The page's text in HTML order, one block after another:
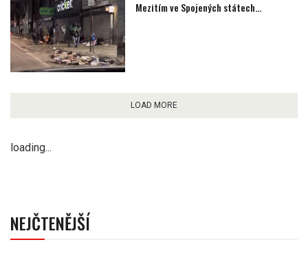
Mezitím ve Spojených státech…
LOAD MORE
loading...
NEJČTENĚJŠÍ